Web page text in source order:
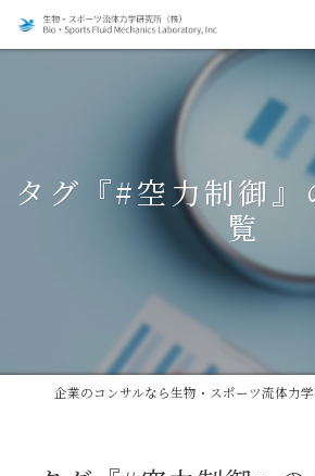
タグ『#空力制御』
覧